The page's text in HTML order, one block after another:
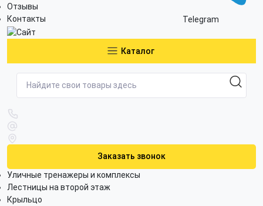
Отзывы
Контакты
Telegram
Каталог
Заказать звонок
Уличные тренажеры и комплексы
Лестницы на второй этаж
Крыльцо